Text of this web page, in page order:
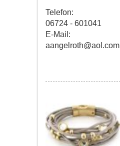
Telefon:
06724 - 601041
E-Mail:
aangelroth@aol.com